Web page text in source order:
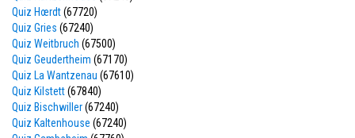
Quiz Hœrdt(67720)
Quiz Gries (67240)
Quiz Weitbruch (67500)
Quiz Geudertheim (67170)
Quiz La Wantzenau (67610)
Quiz Kilstett(67840)
Quiz Bischwiller(67240)
Quiz Kaltenhouse (67240)